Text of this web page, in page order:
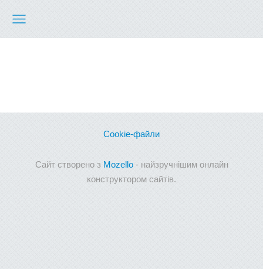
Cookie-файли
Сайт створено з Mozello- найзручнішим онлайн
конструктором сайтів.